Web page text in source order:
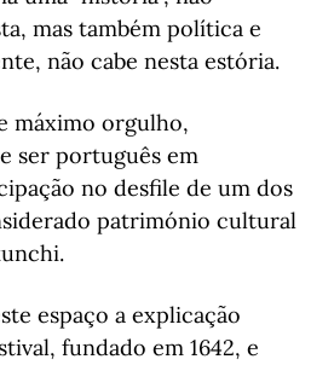
mas também política e
não cabe nesta estória.
máximo orgulho,
ser português em
no desfile de um dos
património cultural
espaço a explicação
fundado em 1642, e